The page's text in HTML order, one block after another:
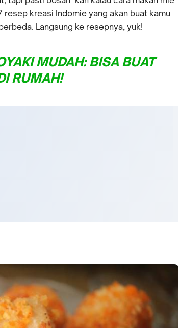
resep kreasi Indomie yang akan buat kamu
Langsung ke resepnya, yuk!
MUDAH: BISA BUAT
RUMAH!